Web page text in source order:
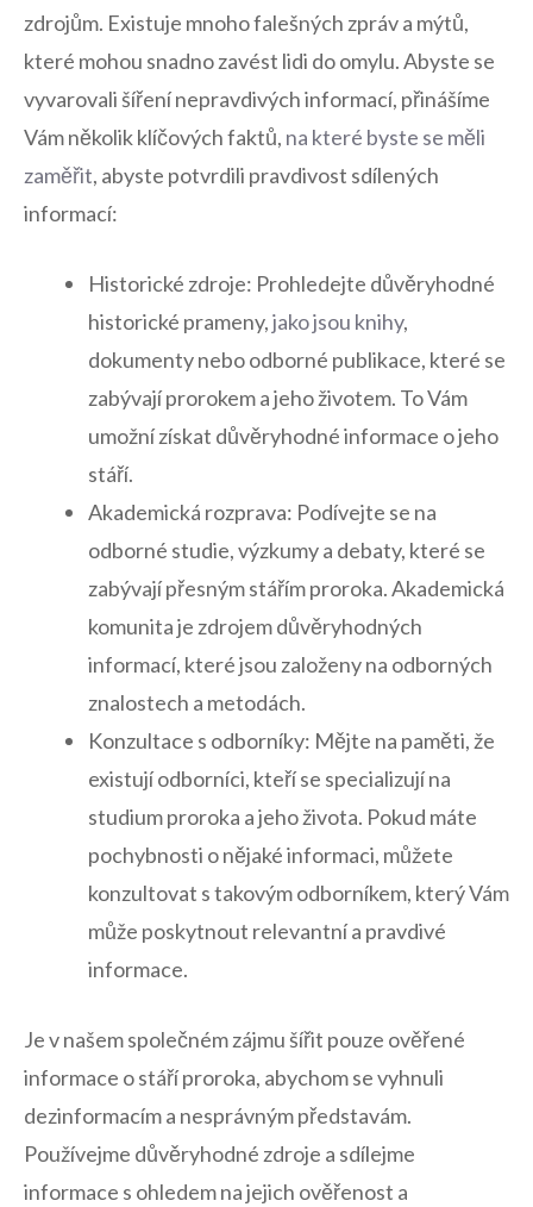
zdrojům. Existuje mnoho falešných ‍zpráv a⁤ mýtů,
které mohou snadno ⁢zavést​ lidi do⁣ omylu. ‍Abyste​ se
vyvarovali šíření nepravdivých informací, přinášíme
Vám několik klíčových ‍faktů,‌ na​ které byste se měli
zaměřit, abyste potvrdili ​pravdivost⁢ sdílených
informací:
Historické zdroje: Prohledejte důvěryhodné
historické prameny,jako jsou knihy,
dokumenty nebo‍ odborné publikace, které se
zabývají prorokem a ‌jeho životem. ⁢To ​Vám
umožní získat důvěryhodné informace o jeho
stáří.
Akademická rozprava: ‌Podívejte se na
odborné studie, výzkumy a debaty, které se​
zabývají‌ přesným stářím proroka. Akademická
komunita​ je zdrojem důvěryhodných
informací, které jsou založeny na odborných
znalostech a metodách.
Konzultace s⁢ odborníky: Mějte⁢ na paměti, že
existují odborníci, kteří se specializují na
studium proroka a jeho života. Pokud⁣ máte
pochybnosti o nějaké informaci, můžete
konzultovat s takovým odborníkem, který Vám
může poskytnout relevantní a ⁢pravdivé
informace.
Je v našem společném zájmu⁢ šířit pouze ověřené
informace ⁣o stáří ​proroka, abychom ‍se vyhnuli
dezinformacím a⁤ nesprávným představám.
Používejme ⁣důvěryhodné zdroje a sdílejme
informace s ohledem na jejich ⁢ověřenost ⁢a